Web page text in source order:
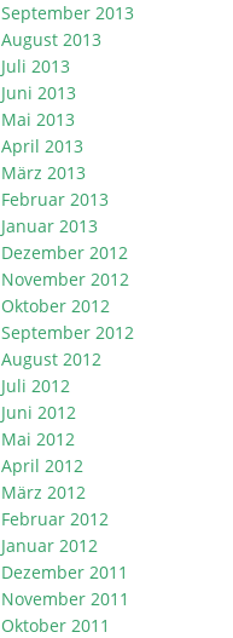
September 2013
August 2013
Juli 2013
Juni 2013
Mai 2013
April 2013
März 2013
Februar 2013
Januar 2013
Dezember 2012
November 2012
Oktober 2012
September 2012
August 2012
Juli 2012
Juni 2012
Mai 2012
April 2012
März 2012
Februar 2012
Januar 2012
Dezember 2011
November 2011
Oktober 2011